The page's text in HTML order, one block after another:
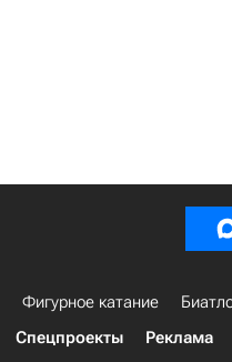
Фигурное катание
Спецпроекты
Реклама